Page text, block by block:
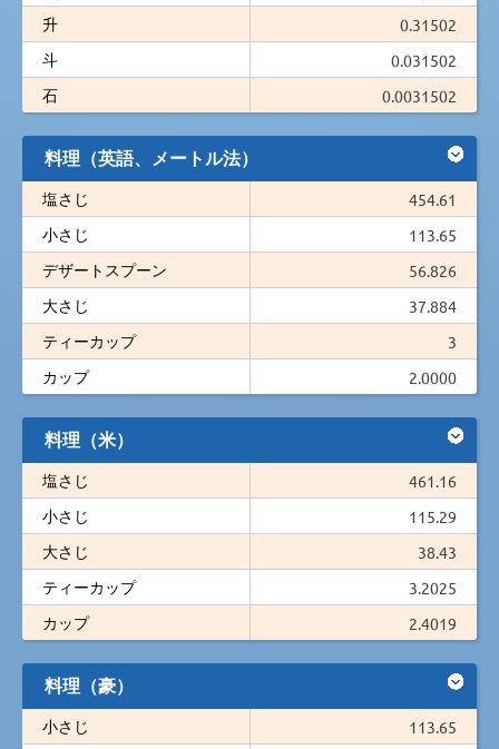
升
0.31502
斗
0.031502
石
0.0031502
料理（英語、メートル法）
塩さじ
454.61
小さじ
113.65
デザートスプーン
56.826
大さじ
37.884
ティーカップ
3
カップ
2.0000
料理（米）
塩さじ
461.16
小さじ
115.29
大さじ
38.43
ティーカップ
3.2025
カップ
2.4019
料理（豪）
小さじ
113.65